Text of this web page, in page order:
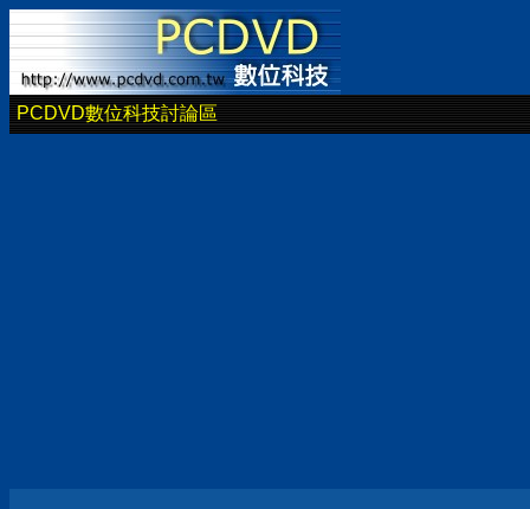
PCDVD數位科技討論區